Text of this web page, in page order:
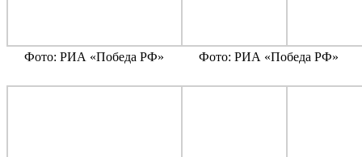
Фото: РИА «Победа РФ» Фото: РИА «Победа РФ»